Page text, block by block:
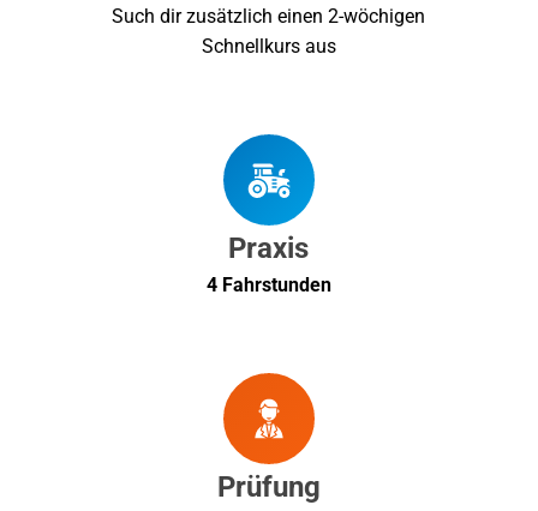
Such dir zusätzlich einen 2-wöchigen
Schnellkurs aus
Praxis
4 Fahrstunden
Prüfung